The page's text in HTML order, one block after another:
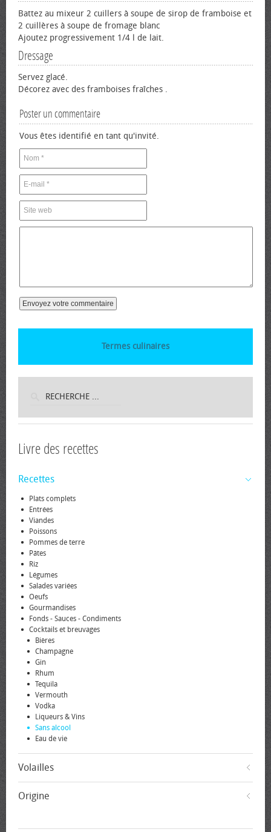
Battez au mixeur 2 cuillers à soupe de sirop de framboise et
2 cuillères à soupe de fromage blanc
Ajoutez progressivement 1/4 l de lait.
Dressage
Servez glacé.
Décorez avec des framboises fraîches .
Poster un commentaire
Vous êtes identifié en tant qu'invité.
Termes culinaires
Livre des recettes
Recettes
Plats complets
Entrées
Viandes
Poissons
Pommes de terre
Pâtes
Riz
Légumes
Salades variées
Oeufs
Gourmandises
Fonds - Sauces - Condiments
Cocktails et breuvages
Bières
Champagne
Gin
Rhum
Tequila
Vermouth
Vodka
Liqueurs & Vins
Sans alcool
Eau de vie
Volailles
Origine